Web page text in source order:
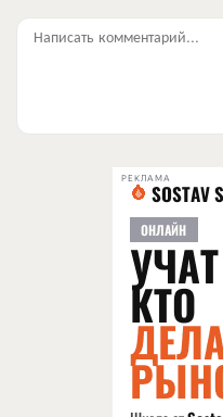
Написать комментарий...
РЕКЛАМА